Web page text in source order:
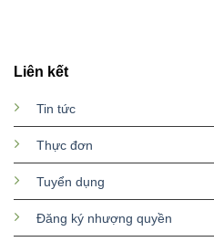
Liên kết
Tin tức
Thực đơn
Tuyển dụng
Đăng ký nhượng quyền